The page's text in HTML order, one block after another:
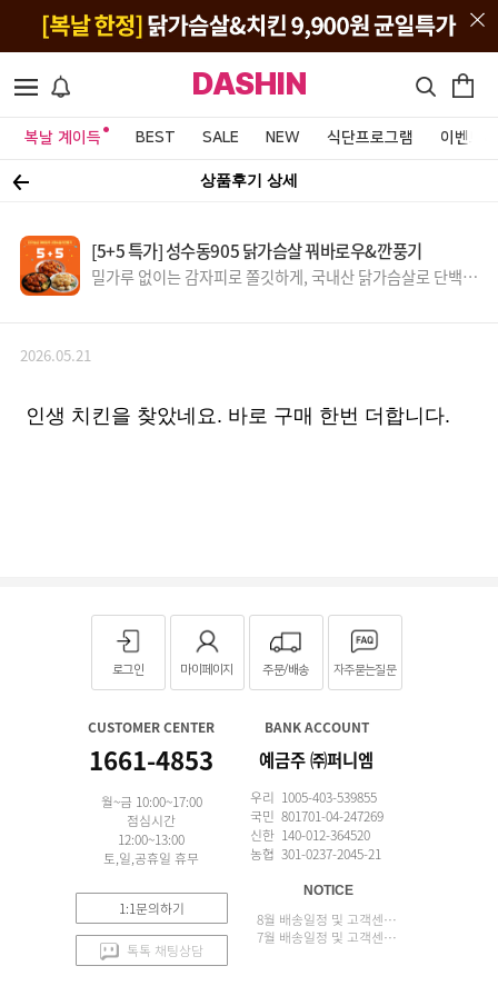
DASHIN
복날 계이득 BEST SALE NEW 식단프로그램 이벤트&
상품후기 상세
[5+5 특가] 성수동905 닭가슴살 꿔바로우&깐풍기
밀가루 없이는 감자피로 쫄깃하게, 국내산 닭가슴살로 단백질
2026.05.21
인생 치킨을 찾았네요. 바로 구매 한번 더합니다.
로그인 마이페이지 주문/배송 자주묻는질문
CUSTOMER CENTER
1661-4853
월~금 10:00~17:00
점심시간
12:00~13:00
토,일,공휴일 휴무
1:1문의하기
톡톡 채팅상담
BANK ACCOUNT
예금주 ㈜퍼니엠
우리 1005-403-539855
국민 801701-04-247269
신한 140-012-364520
농협 301-0237-2045-21
NOTICE
8월 배송일정 및 고객센터 업무 안내
7월 배송일정 및 고객센터 업무 안내